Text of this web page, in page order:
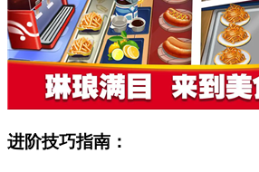
进阶技巧指南：